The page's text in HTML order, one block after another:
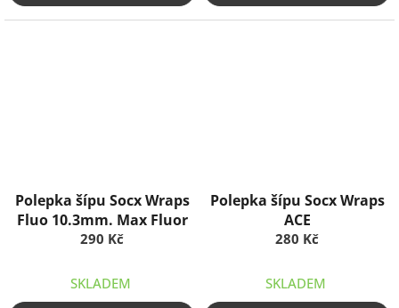
Polepka šípu Socx Wraps
Fluo 10.3mm. Max Fluor
290 Kč
SKLADEM
Polepka šípu Socx Wraps
ACE
280 Kč
SKLADEM